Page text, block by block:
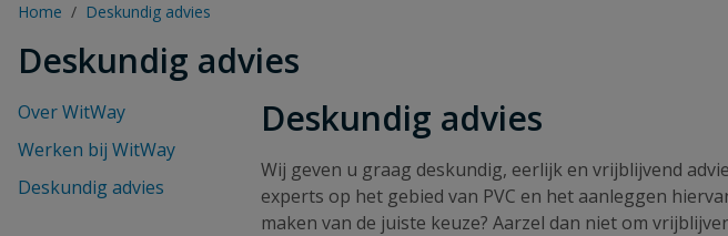
Home / Deskundig advies
Deskundig advies
Over WitWay
Werken bij WitWay
Deskundig advies
Deskundig advies
Wij geven u graag deskundig, eerlijk en vrijblijvend
experts op het gebied van PVC en het aanleggen
maken van de juiste keuze? Aarzel dan niet om